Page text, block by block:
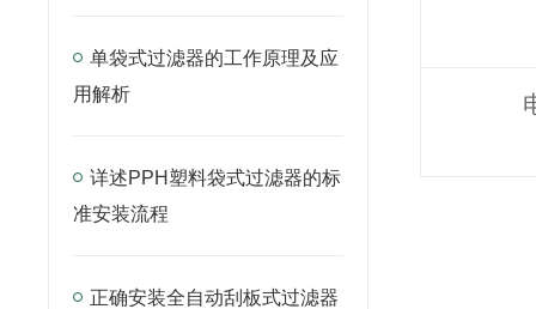
单袋式过滤器的工作原理及应
用解析
详述PPH塑料袋式过滤器的标
准安装流程
正确安装全自动刮板式过滤器